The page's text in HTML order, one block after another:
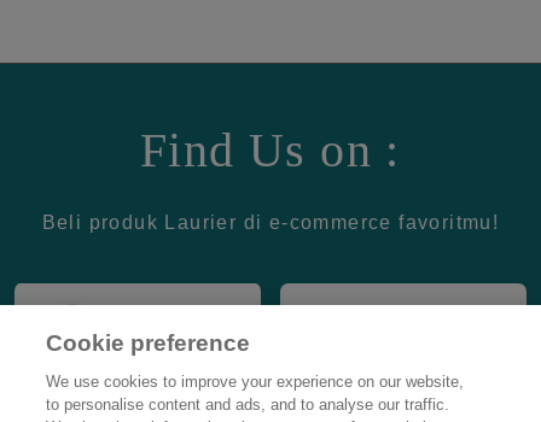
Find Us on :
Beli produk Laurier di e-commerce favoritmu!
Cookie preference
We use cookies to improve your experience on our website,
to personalise content and ads, and to analyse our traffic.